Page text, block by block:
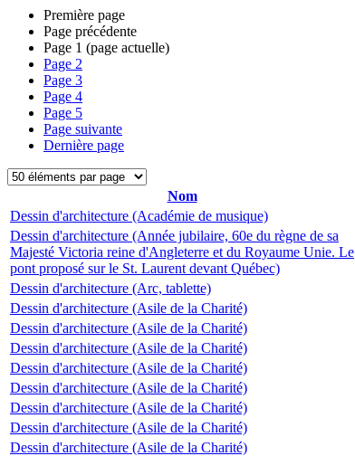
Première page
Page précédente
Page 1 (page actuelle)
Page 2
Page 3
Page 4
Page 5
Page suivante
Dernière page
Nom
Dessin d'architecture (Académie de musique)
Dessin d'architecture (Année jubilaire, 60e du règne de sa
Majesté Victoria reine d'Angleterre et du Royaume Unie. Le
pont proposé sur le St. Laurent devant Québec)
Dessin d'architecture (Arc, tablette)
Dessin d'architecture (Asile de la Charité)
Dessin d'architecture (Asile de la Charité)
Dessin d'architecture (Asile de la Charité)
Dessin d'architecture (Asile de la Charité)
Dessin d'architecture (Asile de la Charité)
Dessin d'architecture (Asile de la Charité)
Dessin d'architecture (Asile de la Charité)
Dessin d'architecture (Asile de la Charité)